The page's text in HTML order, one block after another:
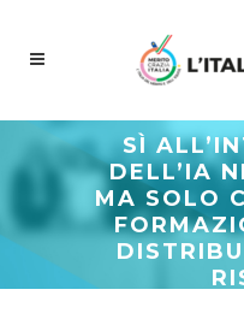
SÌ
DELL’IA
MA SOLO